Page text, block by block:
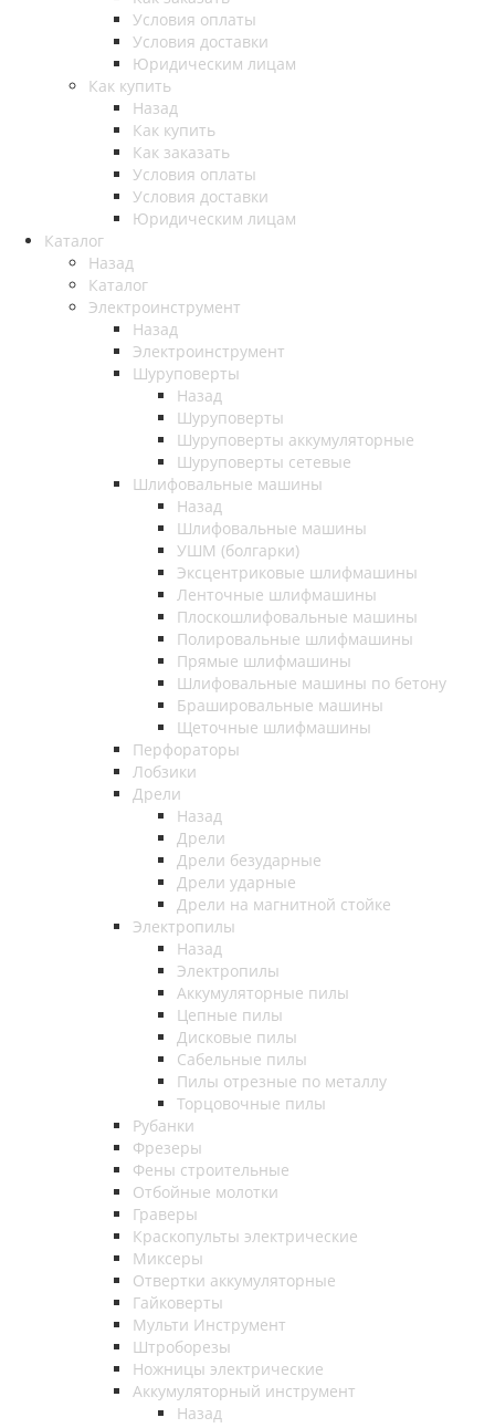
Условия оплаты
Условия доставки
Юридическим лицам
Как купить
Назад
Как купить
Как заказать
Условия оплаты
Условия доставки
Юридическим лицам
Каталог
Назад
Каталог
Электроинструмент
Назад
Электроинструмент
Шуруповерты
Назад
Шуруповерты
Шуруповерты аккумуляторные
Шуруповерты сетевые
Шлифовальные машины
Назад
Шлифовальные машины
УШМ (болгарки)
Эксцентриковые шлифмашины
Ленточные шлифмашины
Плоскошлифовальные машины
Полировальные шлифмашины
Прямые шлифмашины
Шлифовальные машины по бетону
Брашировальные машины
Щеточные шлифмашины
Перфораторы
Лобзики
Дрели
Назад
Дрели
Дрели безударные
Дрели ударные
Дрели на магнитной стойке
Электропилы
Назад
Электропилы
Аккумуляторные пилы
Цепные пилы
Дисковые пилы
Сабельные пилы
Пилы отрезные по металлу
Торцовочные пилы
Рубанки
Фрезеры
Фены строительные
Отбойные молотки
Граверы
Краскопульты электрические
Миксеры
Отвертки аккумуляторные
Гайковерты
Мульти Инструмент
Штроборезы
Ножницы электрические
Аккумуляторный инструмент
Назад